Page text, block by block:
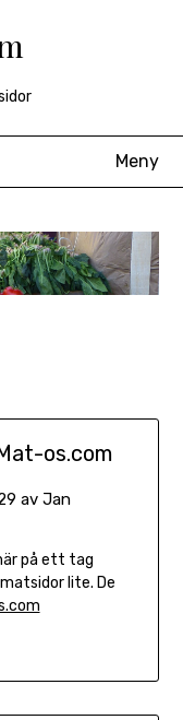
Meny
os.com
av Jan
på ett tag
lite. De